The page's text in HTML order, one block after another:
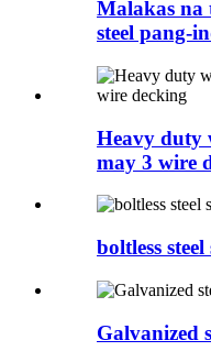
Malakas na
steel pang-
Heavy duty
may 3 wire
boltless
Galvanized